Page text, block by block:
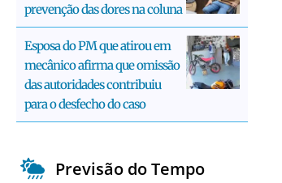
prevenção das dores na coluna
Esposa do PM que atirou em
mecânico afirma que omissão
das autoridades contribuiu
para o desfecho do caso
Previsão do Tempo